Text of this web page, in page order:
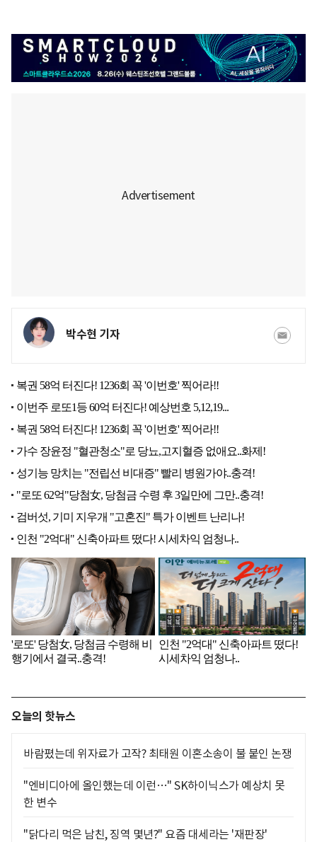
박수현 기자
오늘의 핫뉴스
바람폈는데 위자료가 고작? 최태원 이혼소송이 불 붙인 논쟁
"엔비디아에 올인했는데 이런…" SK하이닉스가 예상치 못
한 변수
"닭다리 먹은 남친, 징역 몇년?" 요즘 대세라는 '재판장'